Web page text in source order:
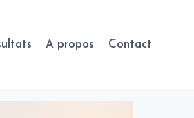
A propos Contact